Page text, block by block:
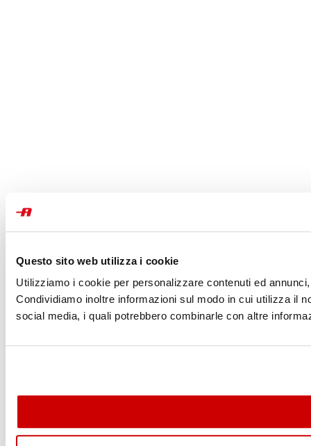
Questo sito web utilizza i cookie
Utilizziamo i cookie per personalizzare contenuti ed
Condividiamo inoltre informazioni sul modo in cui utilizza il
social media, i quali potrebbero combinarle con altre